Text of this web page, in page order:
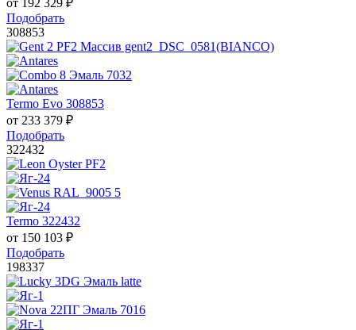
Подобрать
308853
Termo Evo 308853
от 233 379 ₽
Подобрать
322432
Termo 322432
от 150 103 ₽
Подобрать
198337